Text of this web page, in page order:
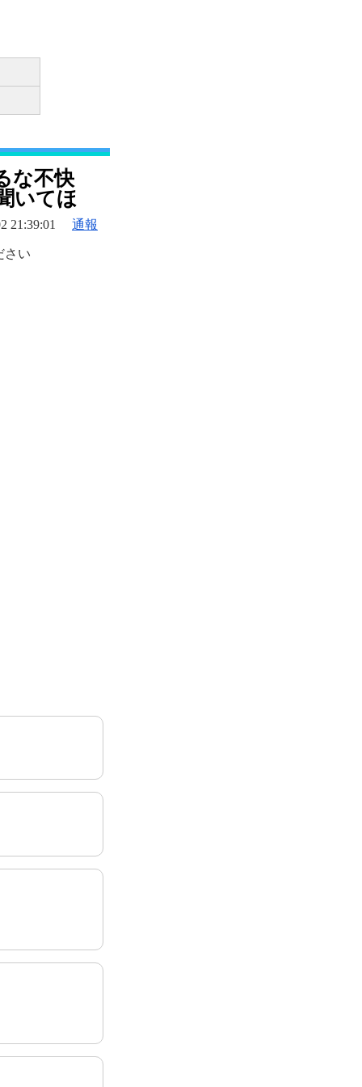
な不快
いてほ
21:39:01 通報
さい